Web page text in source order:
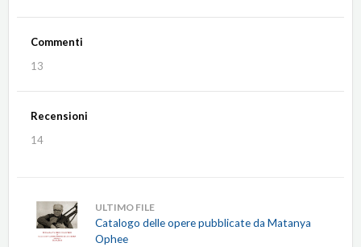
Commenti
13
Recensioni
14
ULTIMO FILE
Catalogo delle opere pubblicate da Matanya
Ophee